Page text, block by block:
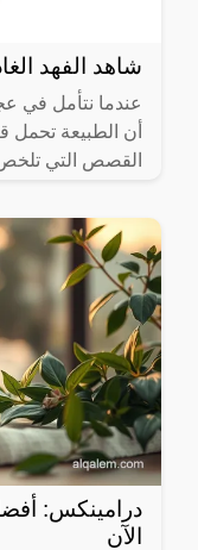
شاهد الفهد
عندما نتأمل في
أن الطبيعة
القصص التي تلخص
الآن